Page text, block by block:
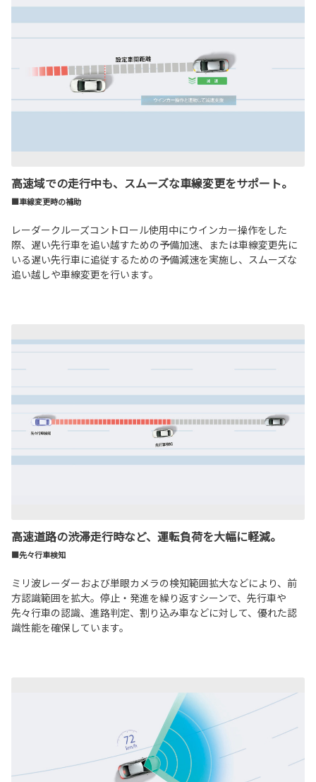
高速域での走行中も、スムーズな車線変更をサポート。
■車線変更時の補助
レーダークルーズコントロール使用中にウインカー操作をした
際、遅い先行車を追い越すための予備加速、または車線変更先に
いる遅い先行車に追従するための予備減速を実施し、スムーズな
追い越しや車線変更を行います。
高速道路の渋滞走行時など、運転負荷を大幅に軽減。
■先々行車検知
ミリ波レーダーおよび単眼カメラの検知範囲拡大などにより、前
方認識範囲を拡大。停止・発進を繰り返すシーンで、先行車や
先々行車の認識、進路判定、割り込み車などに対して、優れた認
識性能を確保しています。